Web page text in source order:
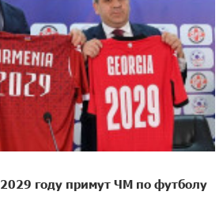
году примут ЧМ по футболу